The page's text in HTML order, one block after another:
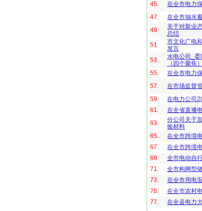
45.
在全市电力
47.
在全市抽水
49.
关于对新业
总结
51.
市文化广电
发言
53.
水电公司_
（四个聚焦）
55.
在全市电力
57.
在市场监督
59.
在电力公司
61.
在全省直播
63.
分公司关于
验材料
65.
在全市跨境
67.
在全市跨境
69.
全市电动自
71.
全市构网型
73.
在全市用电
75.
在全市农村
77.
在全县电力